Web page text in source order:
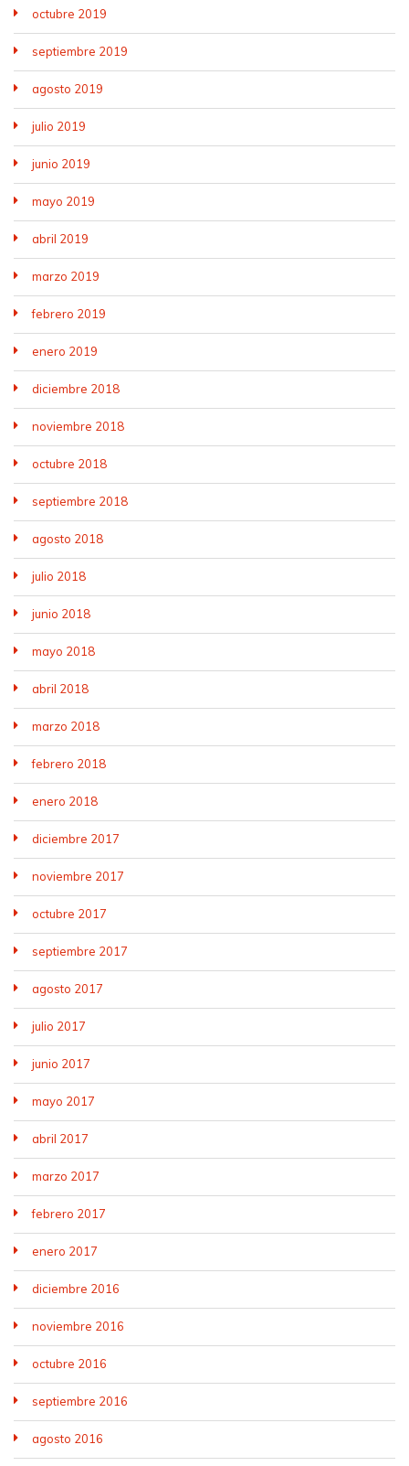
octubre 2019
septiembre 2019
agosto 2019
julio 2019
junio 2019
mayo 2019
abril 2019
marzo 2019
febrero 2019
enero 2019
diciembre 2018
noviembre 2018
octubre 2018
septiembre 2018
agosto 2018
julio 2018
junio 2018
mayo 2018
abril 2018
marzo 2018
febrero 2018
enero 2018
diciembre 2017
noviembre 2017
octubre 2017
septiembre 2017
agosto 2017
julio 2017
junio 2017
mayo 2017
abril 2017
marzo 2017
febrero 2017
enero 2017
diciembre 2016
noviembre 2016
octubre 2016
septiembre 2016
agosto 2016